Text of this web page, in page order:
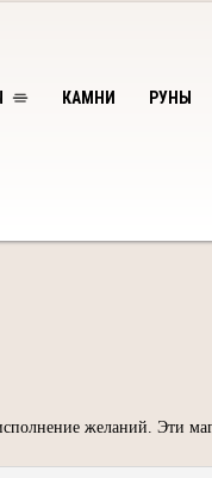
КАМНИ РУНЫ
желаний. Эти